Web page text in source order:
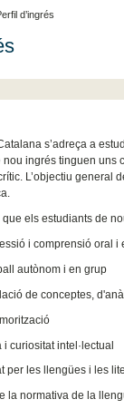
d’ingrés
s’adreça a
ingrés tinguen uns
L’objectiu general
els estudiants de
i comprensió oral i
autònom i en grup
de conceptes,
intel·lectual
les llengües i les
normativa de la